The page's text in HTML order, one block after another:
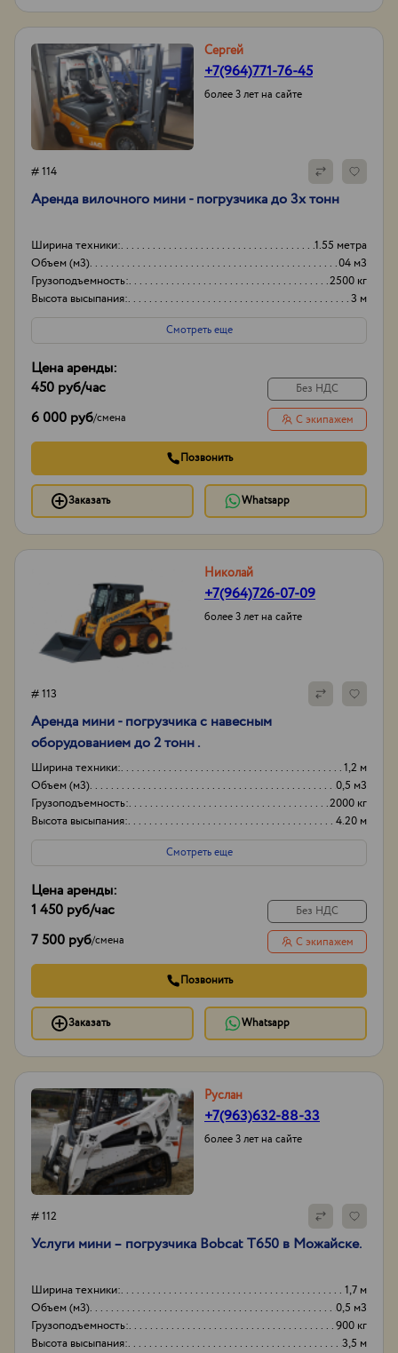
Сергей
+7(964)771-76-45
более 3 лет на сайте
# 114
Аренда вилочного мини - погрузчика до 3х тонн
Ширина техники:
1.55 метра
Объем (м3)
04 м3
Грузоподъемность:
2500 кг
Высота высыпания:
3 м
Смотреть еще
Цена аренды:
450 руб/час
6 000 руб/смена
Без НДС
С экипажем
Позвонить
Заказать Whatsapp
Николай
+7(964)726-07-09
более 3 лет на сайте
# 113
Аренда мини - погрузчика с навесным
оборудованием до 2 тонн .
Ширина техники:
1,2 м
Объем (м3)
0,5 м3
Грузоподъемность:
2000 кг
Высота высыпания:
4.20 м
Смотреть еще
Цена аренды:
1 450 руб/час
7 500 руб/смена
Без НДС
С экипажем
Позвонить
Заказать Whatsapp
Руслан
+7(963)632-88-33
более 3 лет на сайте
# 112
Услуги мини – погрузчика Bobcat T650 в Можайске.
Ширина техники:
1,7 м
Объем (м3)
0,5 м3
Грузоподъемность:
900 кг
Высота высыпания:
3,5 м